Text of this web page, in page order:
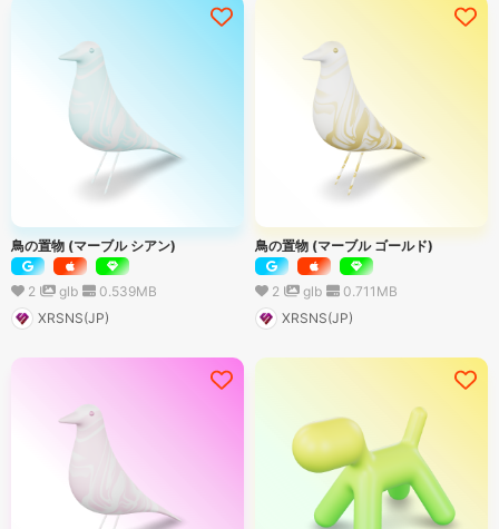
鳥の置物 (マーブル シアン)
2 glb 0.539MB
XRSNS(JP)
鳥の置物 (マーブル ゴールド)
2 glb 0.711 MB
XRSNS(JP)